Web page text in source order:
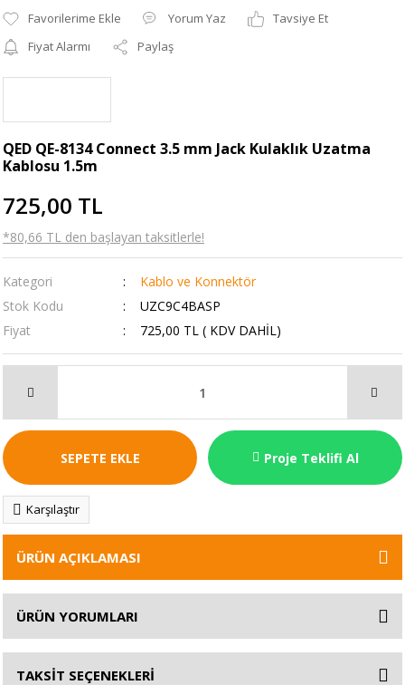
Yorum Yaz
Tavsiye Et
Fiyat Alarmı
Paylaş
QED QE-8134 Connect 3.5 mm Jack Kulaklık Uzatma
Kablosu 1.5m
725,00 TL
*80,66 TL den başlayan taksitlerle!
Kategori
Kablo ve Konnektör
Stok Kodu
UZC9C4BASP
Fiyat
725,00 TL ( KDV DAHİL)
SEPETE EKLE Proje Teklifi Al
Karşılaştır
ÜRÜN AÇIKLAMASI
ÜRÜN YORUMLARI
TAKSİT SEÇENEKLERİ